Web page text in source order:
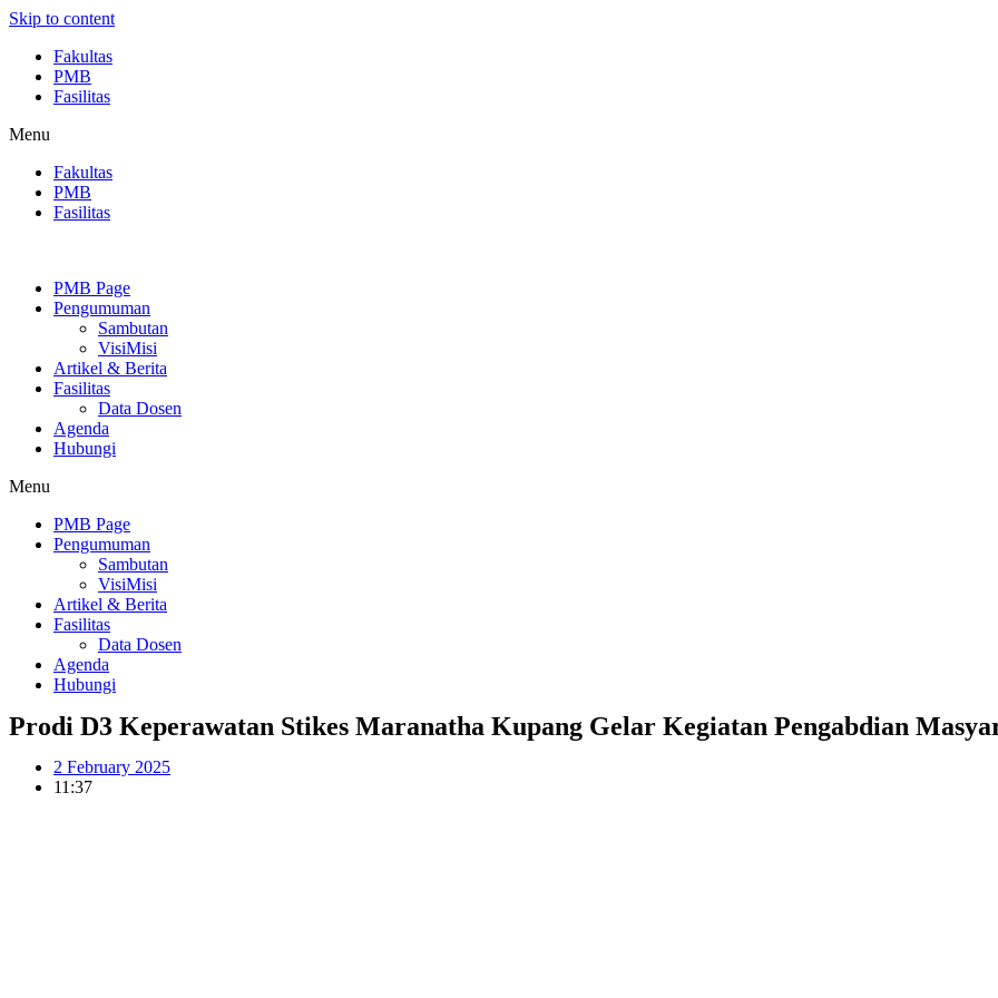
Skip to content
Fakultas
PMB
Fasilitas
Menu
Fakultas
PMB
Fasilitas
PMB Page
Pengumuman
Sambutan
VisiMisi
Artikel & Berita
Fasilitas
Data Dosen
Agenda
Hubungi
Menu
PMB Page
Pengumuman
Sambutan
VisiMisi
Artikel & Berita
Fasilitas
Data Dosen
Agenda
Hubungi
Prodi D3 Keperawatan Stikes Maranatha Kupang Gelar Kegiatan Pengabdian
2 February 2025
11:37